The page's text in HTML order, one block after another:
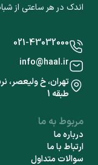
اندک در هر ساعتی از
مربوط به ما
درباره ما
ارتباط با ما
سوالات متداول
021-43032000
info@haal.ir
طبقه 1